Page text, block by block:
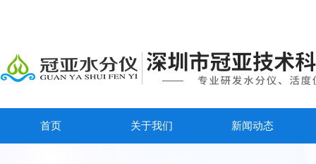
首页 关于我们 新闻动态